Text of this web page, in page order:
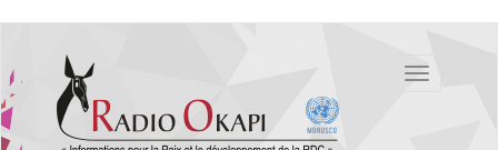
contenu
principal
Toggle